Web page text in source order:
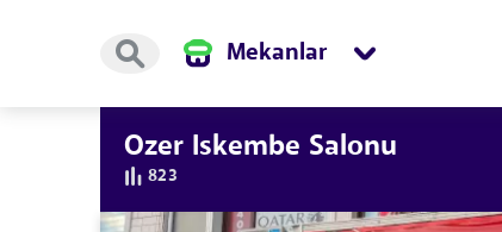
Mekanlar
Ozer Iskembe Salonu
823